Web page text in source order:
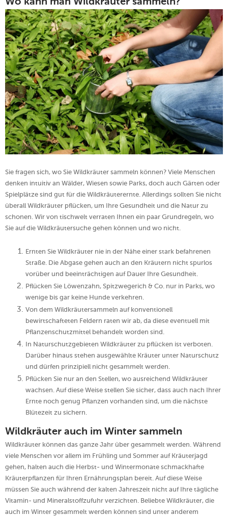
Wo kann man Wildkräuter sammeln?
Sie fragen sich, wo Sie Wildkräuter sammeln können? Viele Menschen
denken intuitiv an Wälder, Wiesen sowie Parks, doch auch Gärten oder
Spielplätze sind gut für die Wildkräuterernte. Allerdings sollten Sie nicht
überall Wildkräuter pflücken, um Ihre Gesundheit und die Natur zu
schonen. Wir von tischwelt verraten Ihnen ein paar Grundregeln, wo
Sie auf die Wildkräutersuche gehen können und wo nicht.
Ernten Sie Wildkräuter nie in der Nähe einer stark befahrenen
Straße. Die Abgase gehen auch an den Kräutern nicht spurlos
vorüber und beeinträchtigen auf Dauer Ihre Gesundheit.
Pflücken Sie Löwenzahn, Spitzwegerich & Co. nur in Parks, wo
wenige bis gar keine Hunde verkehren.
Von dem Wildkräutersammeln auf konventionell
bewirtschafteten Feldern raten wir ab, da diese eventuell mit
Pflanzenschutzmittel behandelt worden sind.
In Naturschutzgebieten Wildkräuter zu pflücken ist verboten.
Darüber hinaus stehen ausgewählte Kräuter unter Naturschutz
und dürfen prinzipiell nicht gesammelt werden.
Pflücken Sie nur an den Stellen, wo ausreichend Wildkräuter
wachsen. Auf diese Weise stellen Sie sicher, dass auch nach Ihrer
Ernte noch genug Pflanzen vorhanden sind, um die nächste
Blütezeit zu sichern.
Wildkräuter auch im Winter sammeln
Wildkräuter können das ganze Jahr über gesammelt werden. Während
viele Menschen vor allem im Frühling und Sommer auf Kräuterjagd
gehen, halten auch die Herbst- und Wintermonate schmackhafte
Kräuterpflanzen für Ihren Ernährungsplan bereit. Auf diese Weise
müssen Sie auch während der kalten Jahreszeit nicht auf Ihre tägliche
Vitamin- und Mineralstoffzufuhr verzichten. Beliebte Wildkräuter, die
auch im Winter gesammelt werden können sind unter anderem